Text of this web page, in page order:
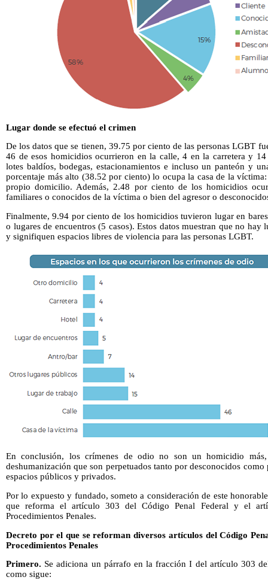
Lugar donde se efectuó el crimen
De los datos que se tienen, 39.75 por ciento de las personas LGBT
46 de esos homicidios ocurrieron en la calle, 4 en la carretera y
lotes baldíos, bodegas, estacionamientos e incluso un panteón y
porcentaje más alto (38.52 por ciento) lo ocupa la casa de la
propio domicilio. Además, 2.48 por ciento de los homicidios
familiares o conocidos de la víctima o bien del agresor o
Finalmente, 9.94 por ciento de los homicidios tuvieron lugar en
o lugares de encuentros (5 casos). Estos datos muestran que no hay
y signifiquen espacios libres de violencia para las personas LGBT.
En conclusión, los crímenes de odio no son un homicidio
deshumanización que son perpetuados tanto por desconocidos
espacios públicos y privados.
Por lo expuesto y fundado, someto a consideración de este
que reforma el artículo 303 del Código Penal Federal y el
Procedimientos Penales.
Decreto por el que se reforman diversos artículos del Código
Procedimientos Penales
Primero. Se adiciona un párrafo en la fracción I del artículo 303
como sigue: